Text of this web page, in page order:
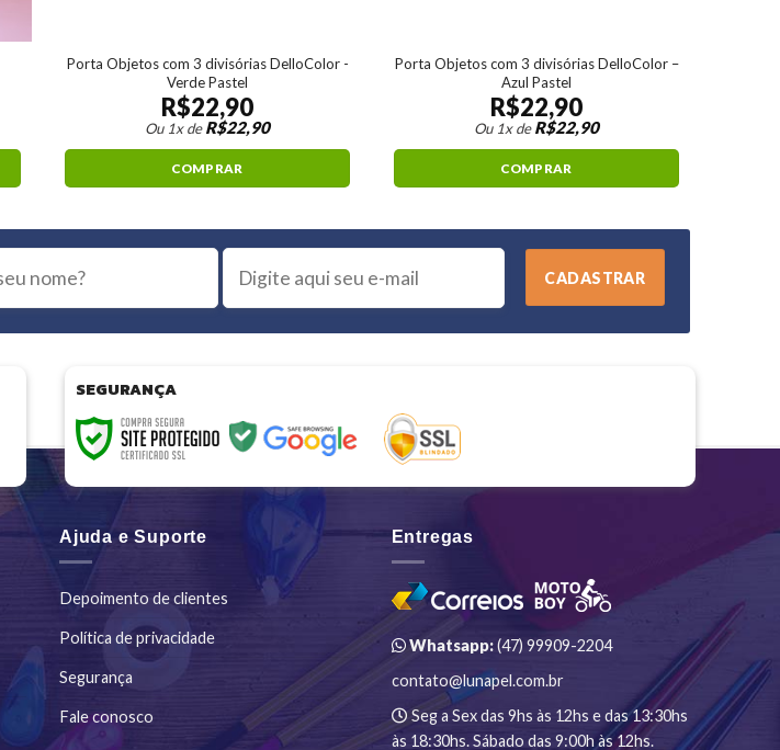
Porta Objetos com 3 divisórias DelloColor -
Verde Pastel
R$22,90
Ou 1x deR$22,90
COMPRAR
Porta Objetos com 3 divisórias DelloColor –
Azul Pastel
R$22,90
Ou 1x deR$22,90
COMPRAR
SEGURANÇA
Ajuda e Suporte
Depoimento de clientes
Política de privacidade
Segurança
Fale conosco
Entregas
Whatsapp:(47) 99909-2204
contato@lunapel.com.br
Seg a Sex das 9hs às 12hs e das 13:30hs
às 18:30hs. Sábado das 9:00h às 12hs.